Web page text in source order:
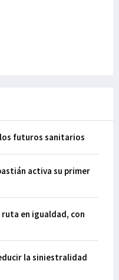
futuros sanitarios
activa su primer
ruta en igualdad, con
la siniestralidad